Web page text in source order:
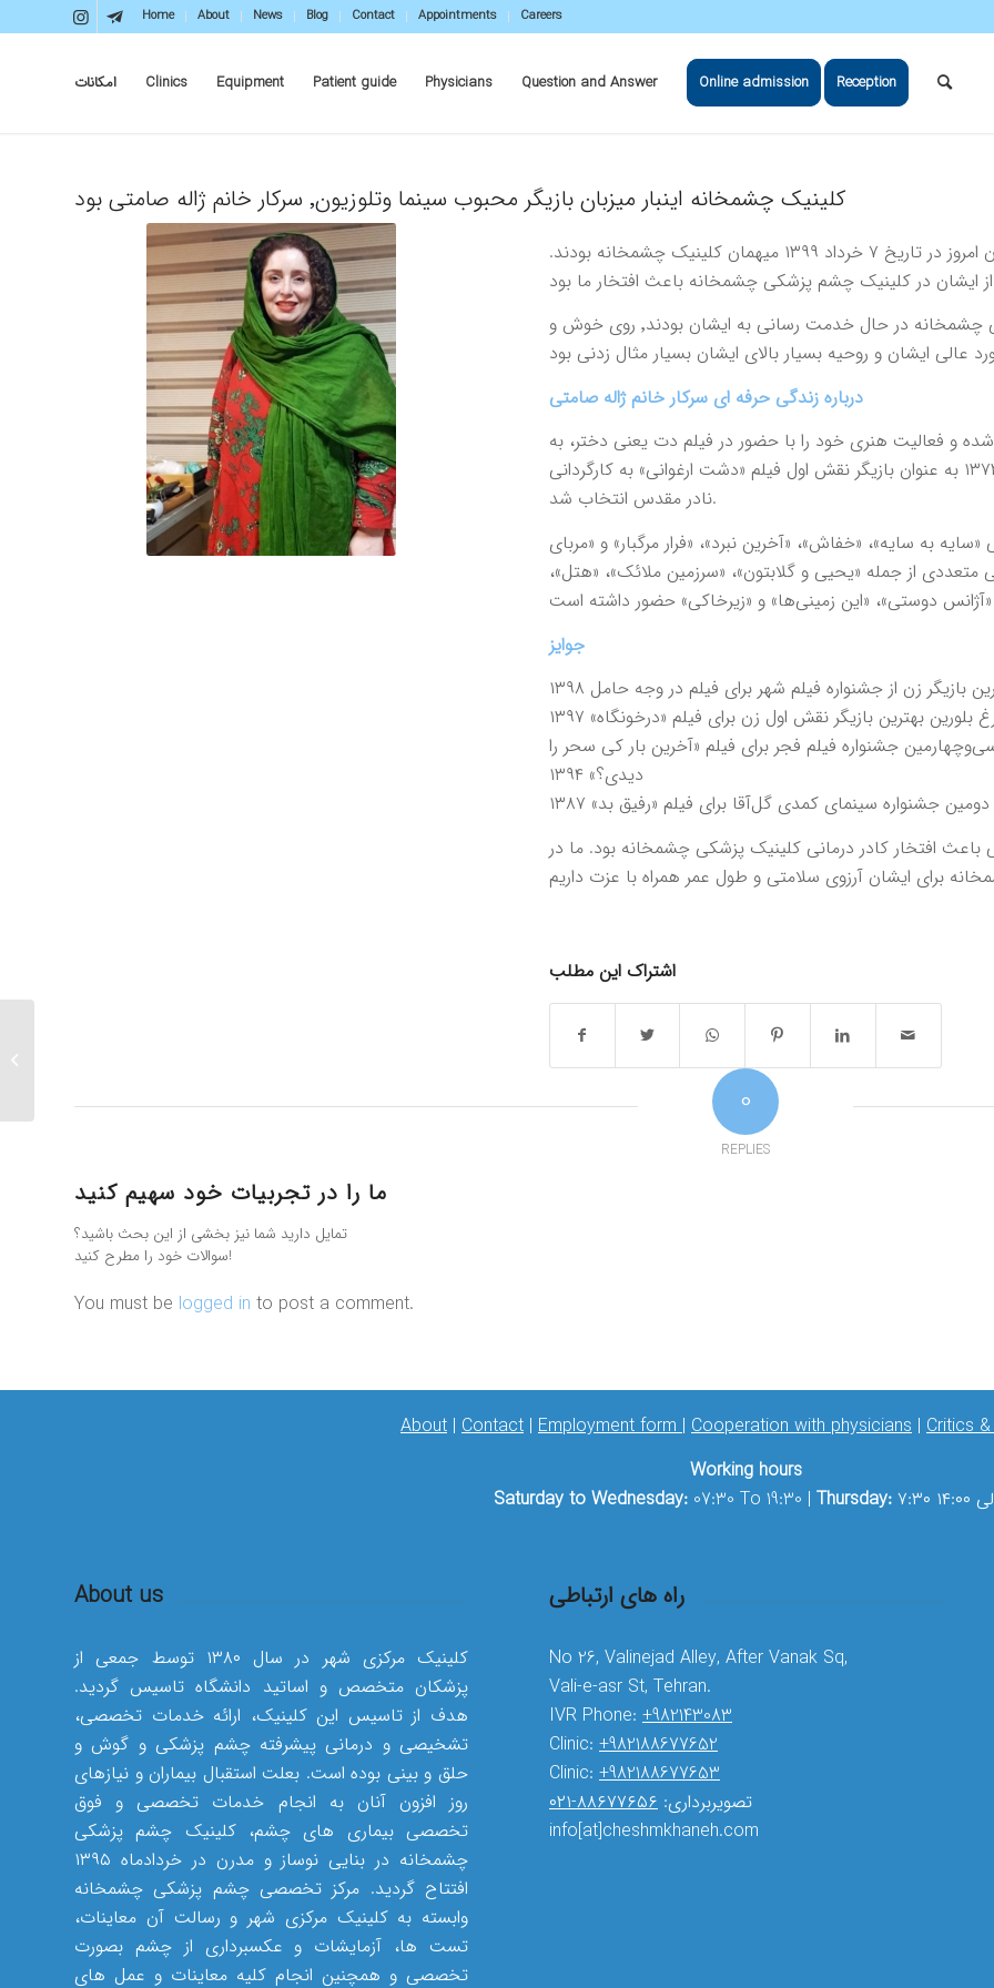
Home About News Blog Contact Appointments Careers
امکانات Clinics Equipment Patient guide Physicians Question and Answer Online admission Reception
کلینیک چشمخانه اینبار میزبان بازیگر محبوب سینما وتلوزیون٬ سرکار خانم ژاله صامتی بود
سرکار خانم ژاله صامتی٬ هنرپیشه محبوب سینما و تلوزیون امروز در تاریخ ۷ خرداد ۱۳۹۹ میهمان کلینیک چشمخانه بودند.
در مدتی که کادر درمانی و پرسنل کلینیک چشم پزشکی چشمخانه در حال خدمت رسانی به ایشان بودند٬ روی خوش و
درباره زندگی حرفه ای سرکار خانم ژاله صامتی
شده و فعالیت هنری خود را با حضور در فیلم دت یعنی دختر، به
کارگردانی ابوالفضل جلیلی، آغاز کرد و پس از آن در سال ۱۳۷۳ به عنوان بازیگر نقش اول فیلم «دشت ارغوانی» به کارگردانی
نادر مقدس انتخاب شد.
به سایه»، «خفاش»، «آخرین نبرد»، «فرار مرگبار» و «مربای
از جمله «یحیی و گلابتون»، «سرزمین ملائک»، «هتل»،
جوایز
بازیگر زن از جشنواره فیلم شهر برای فیلم در وجه حامل ۱۳۹۸
بهترین بازیگر نقش اول زن برای فیلم «درخونگاه» ۱۳۹۷
جشنواره فیلم فجر برای فیلم «آخرین بار کی سحر را
دیدی؟» ۱۳۹۴
جشنواره سینمای کمدی گل‌آقا برای فیلم «رفیق بد» ۱۳۸۷
افتخار کادر درمانی کلینیک پزشکی چشمخانه بود. ما در
اشتراک این مطلب
0
REPLIES
ما را در تجربیات خود سهیم کنید
تمایل دارید شما نیز بخشی از این بحث باشید؟
سوالات خود را مطرح کنید!
You must be logged in to post a comment.
About | Contact | Employment form| Cooperation with physicians | Critics
Working hours
Saturday to Wednesday: 07:30 To 19:30 | Thursday: ۱۴:۰۰
About us
کلینیک مرکزی شهر در سال ۱۳۸۰ توسط جمعی از
پزشکان متخصص و اساتید دانشگاه تاسیس گردید.
هدف از تاسیس این کلینیک، ارائه خدمات تخصصی،
تشخیصی و درمانی پیشرفته چشم پزشکی و گوش و
حلق و بینی بوده است. بعلت استقبال بیماران و نیازهای
روز افزون آنان به انجام خدمات تخصصی و فوق
تخصصی بیماری های چشم، کلینیک چشم پزشکی
چشمخانه در بنایی نوساز و مدرن در خردادماه ۱۳۹۵
افتتاح گردید. مرکز تخصصی چشم پزشکی چشمخانه
وابسته به کلینیک مرکزی شهر و رسالت آن معاینات،
تست ها، آزمایشات و عکسبرداری از چشم بصورت
تخصصی و همچنین انجام کلیه معاینات و عمل های
راه های ارتباطی
No 26, Valinejad Alley, After Vanak Sq,
Vali-e-asr St, Tehran.
IVR Phone: +982143083
Clinic: +982188677652
Clinic: +982188677653
تصویربرداری: ۸۸۶۷۷۶۵۶-۰۲۱
info[at]cheshmkhaneh.com